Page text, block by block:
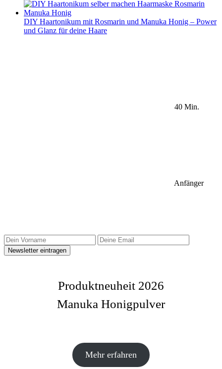
DIY Haartonikum mit Rosmarin und Manuka Honig – Power
und Glanz für deine Haare
40 Min.
Anfänger
Produktneuheit 2026
Manuka Honigpulver
Mehr erfahren